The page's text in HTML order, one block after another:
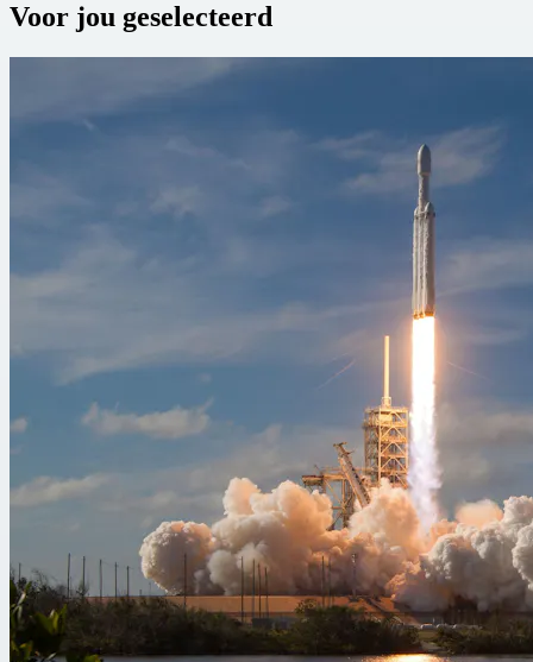
Voor jou geselecteerd